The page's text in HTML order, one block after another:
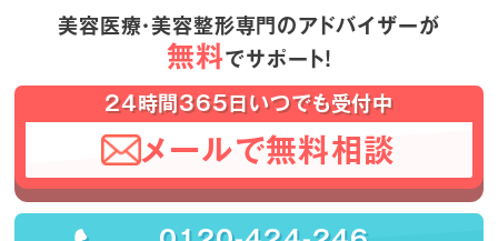
美容医療・美容整形専門のアドバイザーが
無料でサポート！
24時間365日いつでも受付中
メールで無料相談